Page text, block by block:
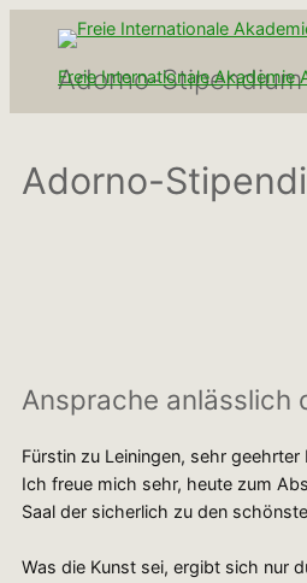
springenAdorno-
Freie Internationale Akademie
Adorno-
Ansprache anlässlich
Fürstin zu Leiningen, sehr
Ich freue mich sehr, heute zum
Saal der sicherlich zu den
Was die Kunst sei, ergibt sich nur